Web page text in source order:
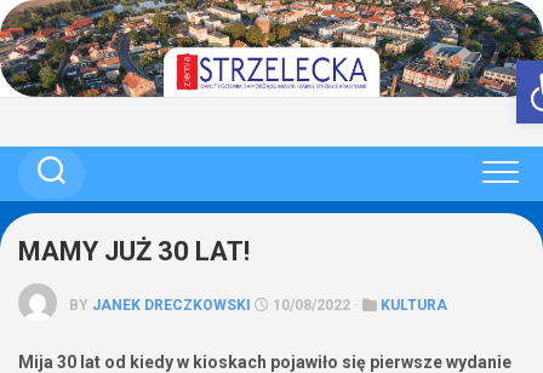
Skip
to
content
MAMY JUŻ 30 LAT!
BY JANEK DRECZKOWSKI 10/08/2022 · KULTURA
Mija 30 lat od kiedy w kioskach pojawiło się pierwsze wydanie